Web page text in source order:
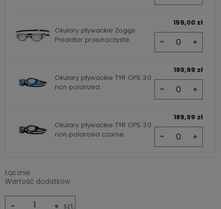
Okulary pływackie Zoggs
Predator przezroczyste
159,00 zł
- +
Okulary pływackie TYR OPS 3.0
non polarized
189,99 zł
- +
Okulary pływackie TYR OPS 3.0
non polarized czarne
189,99 zł
- +
Łącznie
Wartość dodatków
+
- szt.